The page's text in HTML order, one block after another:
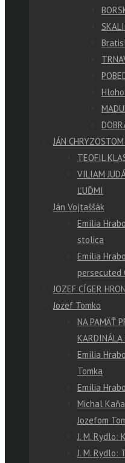
JÁN
TEOFIL
VILIAM
ĽUĎMI
Ján Vojtaššák
Emília
stolica
Emília
persecuted
JOZEF CÍGER
Jozef Tomko
NA PAMÄŤ
KARDINÁLA
Emília
Tomka
Emília
Michal
Jozefom
J. M. Rydlo:
J. M. Rydlo: